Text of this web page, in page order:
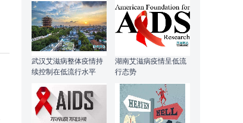
武汉艾滋病整体疫情持
续控制在低流行水平
湖南艾滋病疫情呈低流
行态势